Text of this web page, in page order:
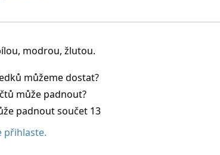
modrou, žlutou.
můžeme dostat?
může padnout?
padnout součet 13
přihlaste.